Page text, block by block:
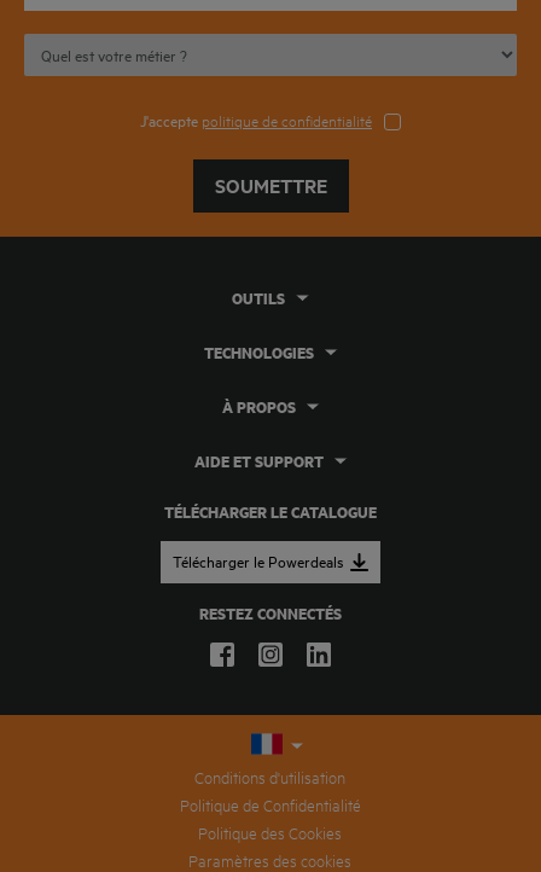
J'accepte politique de confidentialité
SOUMETTRE
TÉLÉCHARGER LE CATALOGUE
Télécharger le Powerdeals
RESTEZ CONNECTÉS
OUTILS
TECHNOLOGIES
À PROPOS
AIDE ET SUPPORT
Conditions d'utilisation
Politique de Confidentialité
Politique des Cookies
Paramètres des cookies